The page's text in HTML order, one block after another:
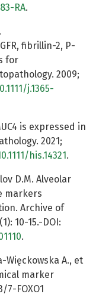
RA.
fibrillin-2, P-
for
2009;
j.1365-
is expressed in
2021;
his.14321 .
D.M. Alveolar
markers
Archive of
10-15.-DOI:
.
Więckowska A., et
marker
FOXO1